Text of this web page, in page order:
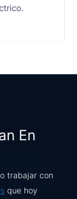
En
trabajar con
que hoy